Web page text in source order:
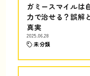
ガミースマイルは
力で治せる？誤解
真実
2025.06.28
未分類